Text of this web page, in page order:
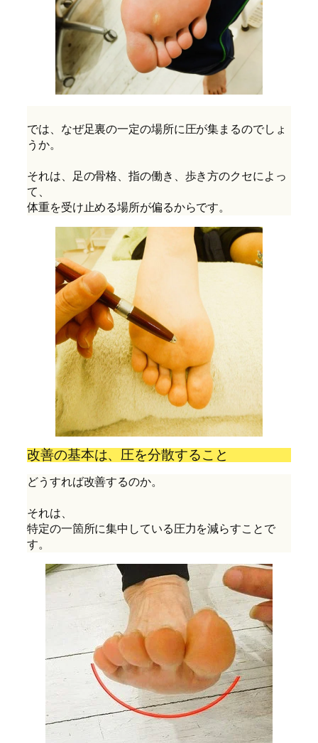
では、なぜ足裏の一定の場所に圧が集まるのでしょ
うか。
それは、足の骨格、指の働き、歩き方のクセによっ
て、
体重を受け止める場所が偏るからです。
改善の基本は、圧を分散すること
どうすれば改善するのか。
それは、
特定の一箇所に集中している圧力を減らすことで
す。